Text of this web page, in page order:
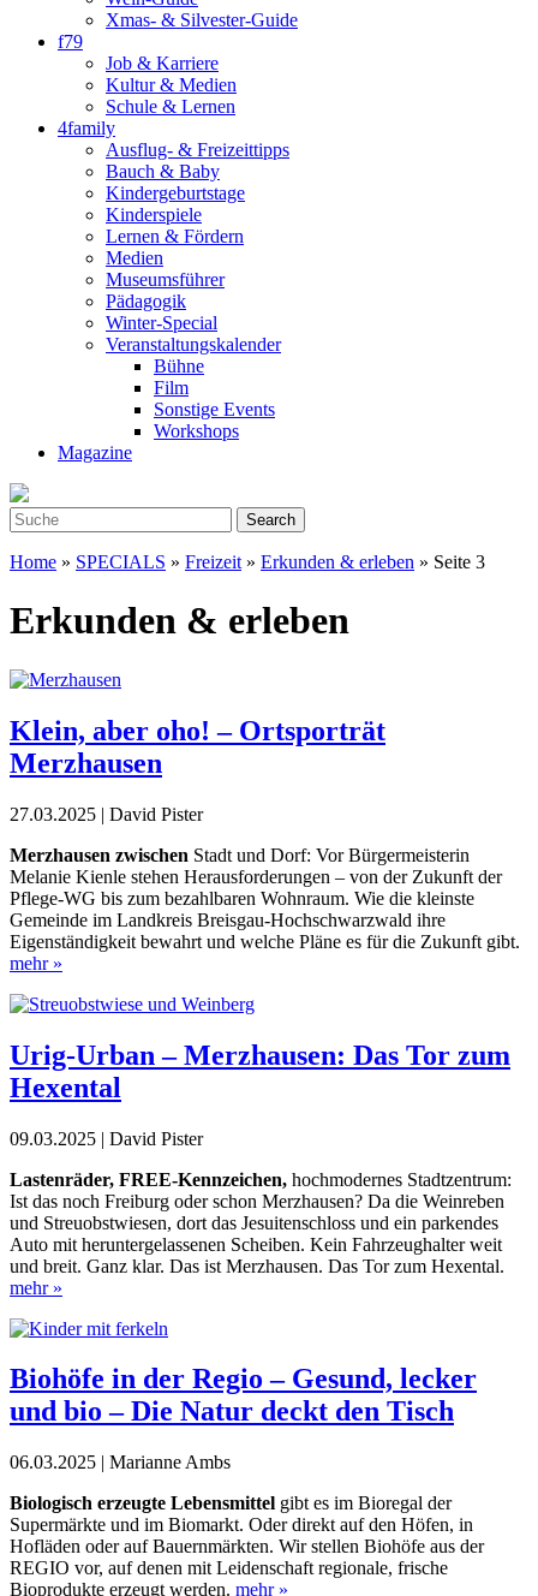
Xmas- & Silvester-Guide
f79
Job & Karriere
Kultur & Medien
Schule & Lernen
4family
Ausflug- & Freizeittipps
Bauch & Baby
Kindergeburtstage
Kinderspiele
Lernen & Fördern
Medien
Museumsführer
Pädagogik
Winter-Special
Veranstaltungskalender
Bühne
Film
Sonstige Events
Workshops
Magazine
Home » SPECIALS » Freizeit » Erkunden & erleben » Seite 3
Erkunden & erleben
Klein, aber oho! – Ortsporträt
Merzhausen
27.03.2025 | David Pister
Merzhausen zwischen Stadt und Dorf: Vor Bürgermeisterin
Melanie Kienle stehen ­Herausforderungen – von der Zukunft der
Pflege-WG bis zum ­bezahlbaren Wohnraum. Wie die kleinste
Gemeinde im Landkreis Breisgau-Hochschwarzwald ihre
Eigenständigkeit bewahrt und welche Pläne es für die Zukunft gibt.
mehr »
Urig-Urban – Merzhausen: Das Tor zum
Hexental
09.03.2025 | David Pister
Lastenräder, FREE-Kennzeichen, hochmodernes Stadtzentrum:
Ist das noch Freiburg oder schon Merzhausen? Da die Weinreben
und Streuobstwiesen, dort das Jesuitenschloss und ein parkendes
Auto mit heruntergelassenen Scheiben. Kein Fahrzeughalter weit
und breit. Ganz klar. Das ist Merzhausen. Das Tor zum Hexental.
mehr »
Biohöfe in der Regio – Gesund, lecker
und bio – Die Natur deckt den Tisch
06.03.2025 | Marianne Ambs
Biologisch erzeugte Lebensmittel gibt es im Bioregal der
Supermärkte und im Biomarkt. Oder direkt auf den Höfen, in
Hofläden oder auf Bauern­märkten. Wir stellen Biohöfe aus der
REGIO vor, auf denen mit Leidenschaft regionale, frische
Bioprodukte erzeugt werden. mehr »